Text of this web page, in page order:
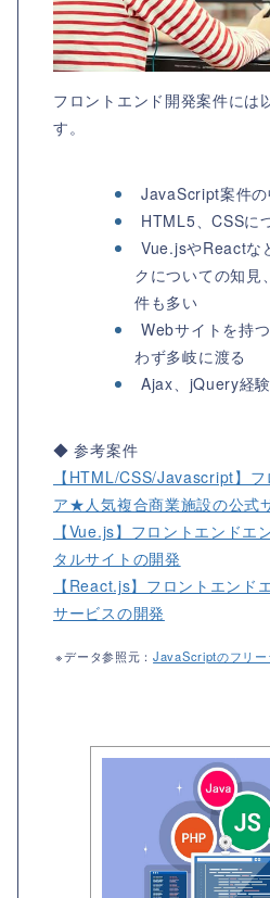
フロントエンド開発案件には
す。
JavaScript案件
HTML5、CSSに
Vue.jsやReactな
クについての知見
件も多い
Webサイトを持
わず多岐に渡る
Ajax、jQuery経
◆ 参考案件
【HTML/CSS/Javascript】
ア★人気複合商業施設の公式
【Vue.js】フロントエンド
タルサイトの開発
【React.js】フロントエンド
サービスの開発
※データ参照元：JavaScriptのフリー